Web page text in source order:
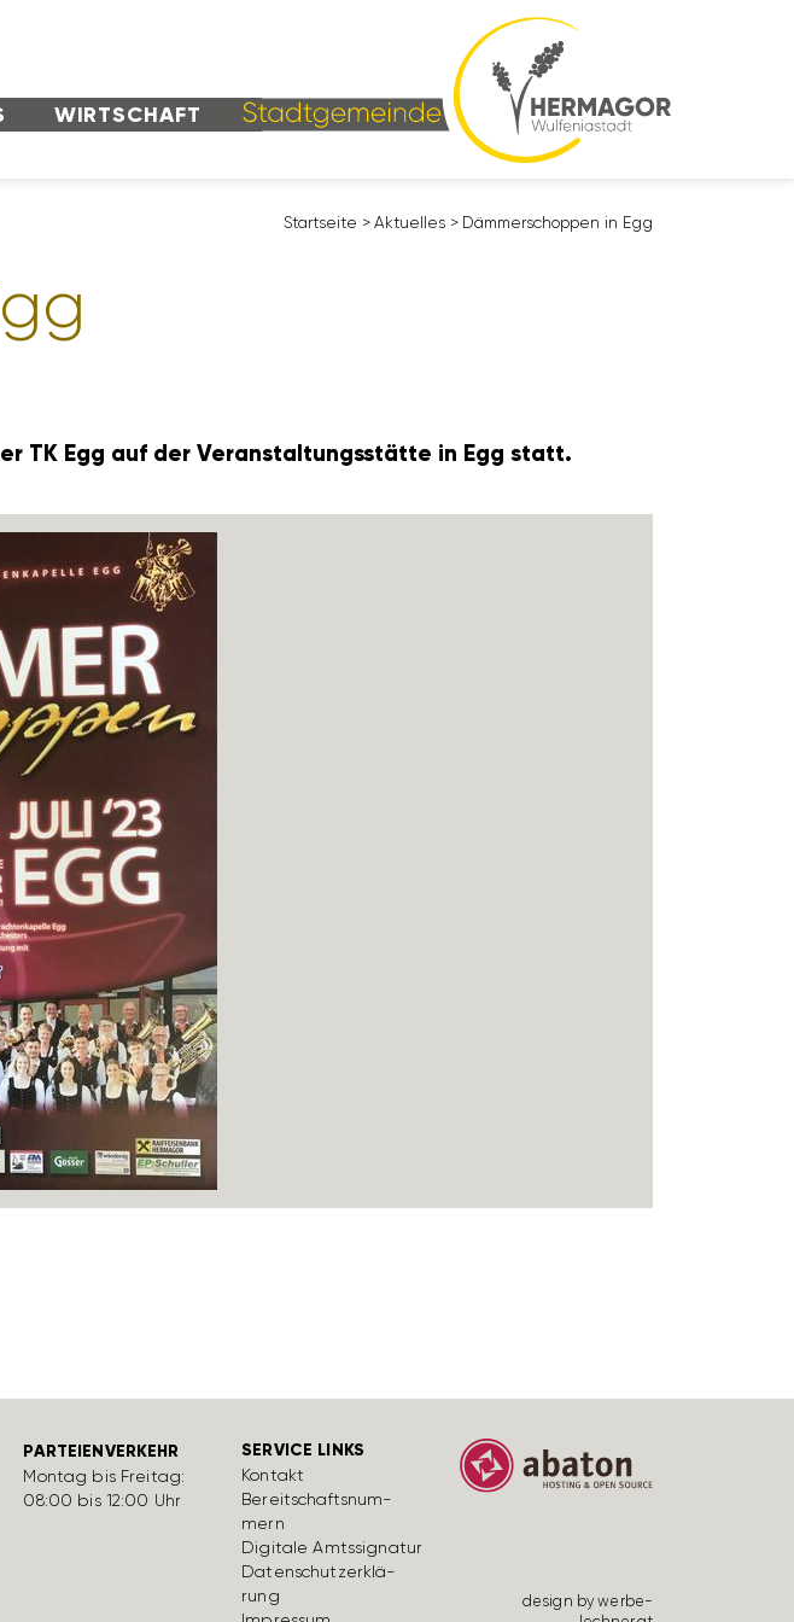
WIRT­SCHAFT
Start­seite > Aktu­elles > Dämmer­schoppen in Egg
TK Egg auf der Veran­stal­tungs­stätte in Egg statt.
PARTEIENVERKEHR
Montag bis Freitag:
08:00 bis 12:00 Uhr
SERVICE LINKS
Kontakt
Bereit­schafts­num­
mern
Digi­tale Amts­si­gnatur
Daten­schutz­er­klä­
rung
design by werbe­